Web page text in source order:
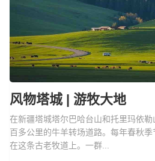
风物塔城 | 游牧大地
在新疆塔城塔尔巴哈台山和托里玛依
百多公里的牛羊转场道路。每年春秋
在这条古老牧道上。一群...